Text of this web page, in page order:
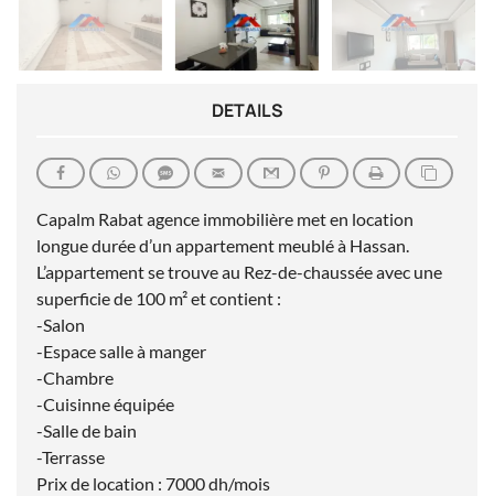
DETAILS
Capalm Rabat agence immobilière met en location
longue durée d’un appartement meublé à Hassan.
L’appartement se trouve au Rez-de-chaussée avec une
superficie de 100 m² et contient :
-Salon
-Espace salle à manger
-Chambre
-Cuisinne équipée
-Salle de bain
-Terrasse
Prix de location : 7000 dh/mois